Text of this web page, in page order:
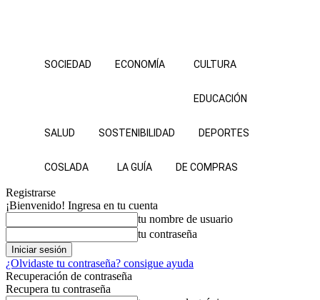
SOCIEDAD ECONOMÍA CULTURA
EDUCACIÓN
SALUD SOSTENIBILIDAD DEPORTES
COSLADA LA GUÍA DE COMPRAS
Registrarse
¡Bienvenido! Ingresa en tu cuenta
tu nombre de usuario
tu contraseña
¿Olvidaste tu contraseña? consigue ayuda
Recuperación de contraseña
Recupera tu contraseña